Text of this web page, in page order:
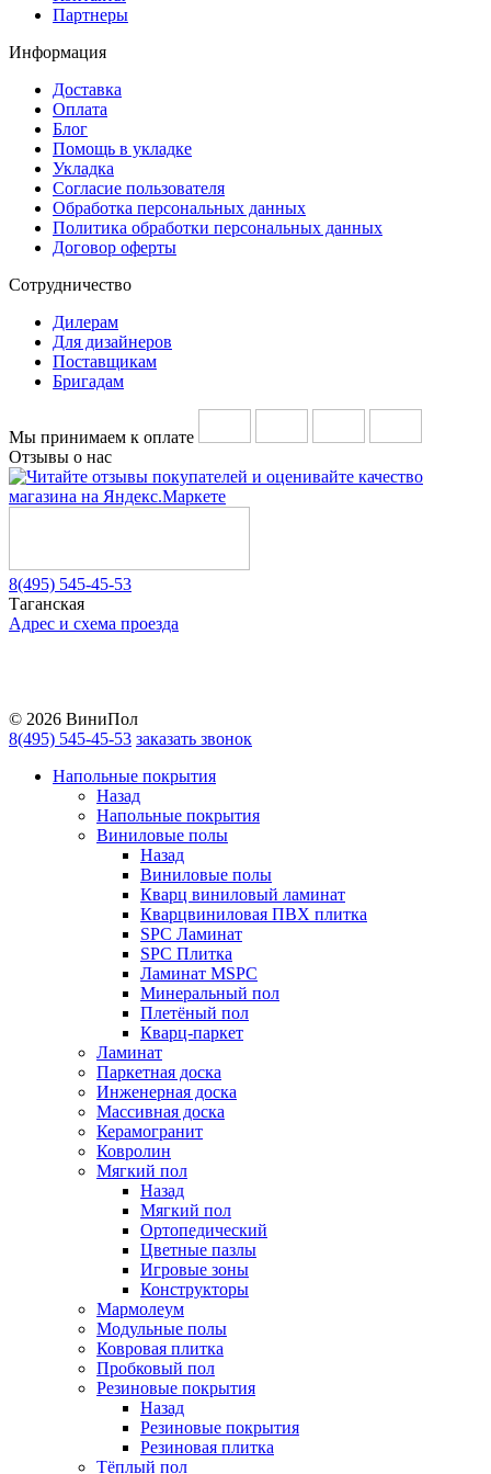
Партнеры
Информация
Доставка
Оплата
Блог
Помощь в укладке
Укладка
Согласие пользователя
Обработка персональных данных
Политика обработки персональных данных
Договор оферты
Сотрудничество
Дилерам
Для дизайнеров
Поставщикам
Бригадам
Мы принимаем к оплате
Отзывы о нас
8(495) 545-45-53
Таганская
Адрес и схема проезда
© 2026 ВиниПол
8(495) 545-45-53 заказать звонок
Напольные покрытия
Назад
Напольные покрытия
Виниловые полы
Назад
Виниловые полы
Кварц виниловый ламинат
Кварцвиниловая ПВХ плитка
SPC Ламинат
SPC Плитка
Ламинат MSPC
Минеральный пол
Плетёный пол
Кварц-паркет
Ламинат
Паркетная доска
Инженерная доска
Массивная доска
Керамогранит
Ковролин
Мягкий пол
Назад
Мягкий пол
Ортопедический
Цветные пазлы
Игровые зоны
Конструкторы
Мармолеум
Модульные полы
Ковровая плитка
Пробковый пол
Резиновые покрытия
Назад
Резиновые покрытия
Резиновая плитка
Тёплый пол